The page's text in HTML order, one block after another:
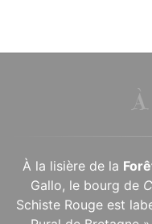
À
À la lisière de la
Gallo, le bourg de
Schiste Rouge est